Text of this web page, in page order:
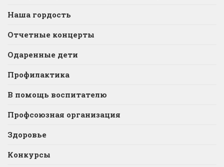
Наша гордость
Отчетные концерты
Одаренные дети
Профилактика
В помощь воспитателю
Профсоюзная организация
Здоровье
Конкурсы